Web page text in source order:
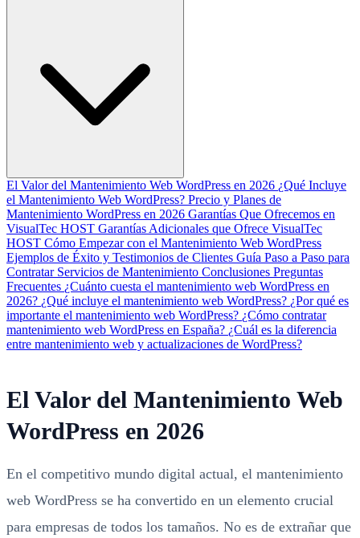
El Valor del Mantenimiento Web WordPress en 2026 ¿Qué Incluye
el Mantenimiento Web WordPress? Precio y Planes de
Mantenimiento WordPress en 2026 Garantías Que Ofrecemos en
VisualTec HOST Garantías Adicionales que Ofrece VisualTec
HOST Cómo Empezar con el Mantenimiento Web WordPress
Ejemplos de Éxito y Testimonios de Clientes Guía Paso a Paso para
Contratar Servicios de Mantenimiento Conclusiones Preguntas
Frecuentes ¿Cuánto cuesta el mantenimiento web WordPress en
2026? ¿Qué incluye el mantenimiento web WordPress? ¿Por qué es
importante el mantenimiento web WordPress? ¿Cómo contratar
mantenimiento web WordPress en España? ¿Cuál es la diferencia
entre mantenimiento web y actualizaciones de WordPress?
El Valor del Mantenimiento Web
WordPress en 2026
En el competitivo mundo digital actual, el mantenimiento
web WordPress se ha convertido en un elemento crucial
para empresas de todos los tamaños. No es de extrañar que